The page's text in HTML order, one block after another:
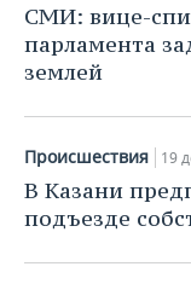
СМИ: вице-
парламента
землей
Происшествия 19
В Казани
подъезде